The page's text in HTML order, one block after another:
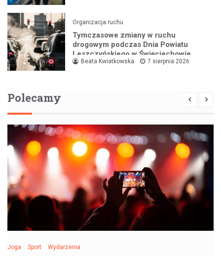
Organizacja ruchu
Tymczasowe zmiany w ruchu
drogowym podczas Dnia Powiatu
Leszczyńskiego w Święciechowie
Beata Kwiatkowska 7 sierpnia 2026
Polecamy
Joga Sport Wydarzenia